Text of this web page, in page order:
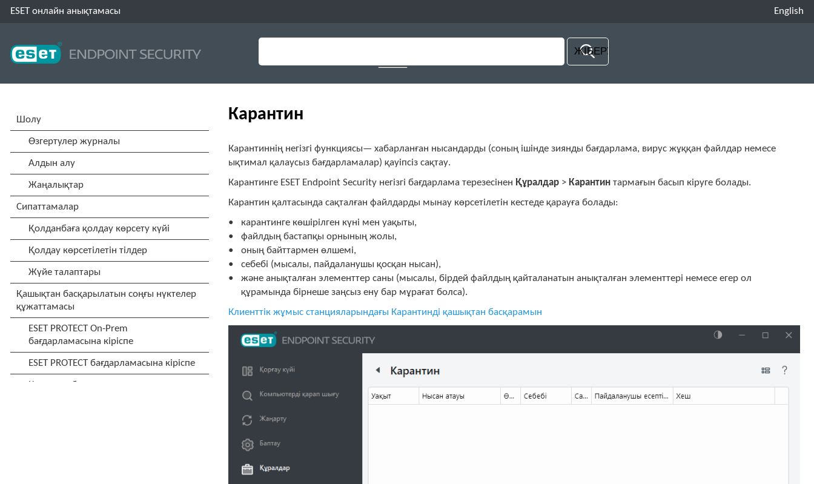
ESET онлайн анықтамасы English
Карантин
Карантиннің негізгі функциясы— хабарланған нысандарды (соның ішінде зиянды бағдарлама, вирус жұққан файлдар немесе
ықтимал қалаусыз бағдарламалар) қауіпсіз сақтау.
Карантинге ESET Endpoint Security негізгі бағдарлама терезесінен Құралдар > Карантин тармағын басып кіруге болады.
Карантин қалтасында сақталған файлдарды мынау көрсетілетін кестеде қарауға болады:
карантинге көшірілген күні мен уақыты,
файлдың бастапқы орнының жолы,
оның байттармен өлшемі,
себебі (мысалы, пайдаланушы қосқан нысан),
және анықталған элементтер саны (мысалы, бірдей файлдың қайталанатын анықталған элементтері немесе егер ол
құрамында бірнеше заңсыз ену бар мұрағат болса).
Клиенттік жұмыс станцияларындағы Карантинді қашықтан басқарамын